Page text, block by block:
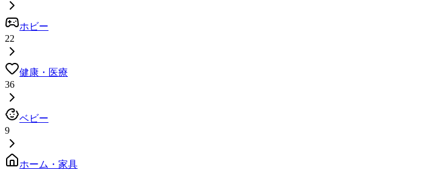
ホビー
22
健康・医療
36
ベビー
9
ホーム・家具